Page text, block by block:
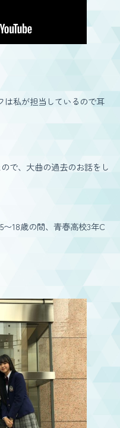
は私が担当しているので耳
で、大曲の過去のお話をし
18歳の間、青春高校3年C